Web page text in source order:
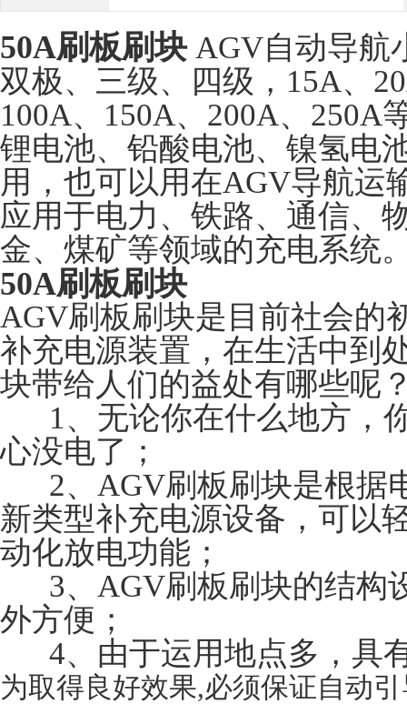
50A刷板刷块 AGV自动导航
双极、三级、四级，15A、
100A、150A、200A、250A
锂电池、铅酸电池、镍氢电
用，也可以用在AGV导航运
应用于电力、铁路、通信、
金、煤矿等领域的充电系统
50A刷板刷块
AGV刷板刷块是目前社会
补充电源装置，在生活中到
块带给人们的益处有哪些呢
1、无论你在什么地方，
心没电了；
2、AGV刷板刷块是根据
新类型补充电源设备，可以
动化放电功能；
3、AGV刷板刷块的结构
外方便；
4、由于运用地点多，具
为取得良好效果,必须保证自动